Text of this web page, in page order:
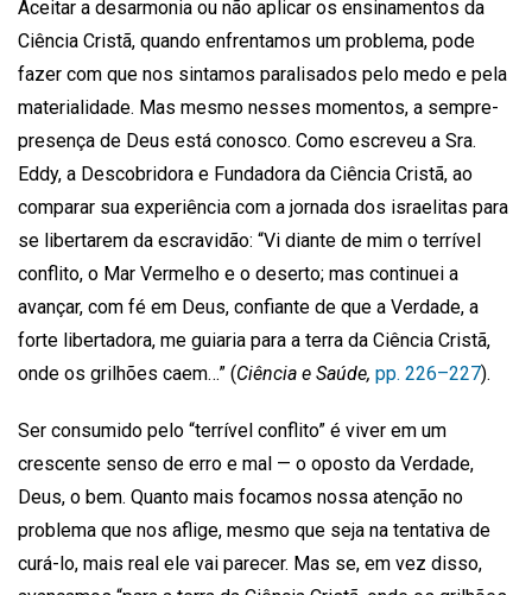
Aceitar a desarmonia ou não aplicar os ensinamentos da
Ciência Cristã, quando enfrentamos um problema, pode
fazer com que nos sintamos paralisados pelo medo e pela
materialidade. Mas mesmo nesses momentos, a sempre-
presença de Deus está conosco. Como escreveu a Sra.
Eddy, a Descobridora e Fundadora da Ciência Cristã, ao
comparar sua experiência com a jornada dos israelitas para
se libertarem da escravidão: “Vi diante de mim o terrível
conflito, o Mar Vermelho e o deserto; mas continuei a
avançar, com fé em Deus, confiante de que a Verdade, a
forte libertadora, me guiaria para a terra da Ciência Cristã,
onde os grilhões caem…” (Ciência e Saúde, pp. 226–227).
Ser consumido pelo “terrível conflito” é viver em um
crescente senso de erro e mal — o oposto da Verdade,
Deus, o bem. Quanto mais focamos nossa atenção no
problema que nos aflige, mesmo que seja na tentativa de
curá-lo, mais real ele vai parecer. Mas se, em vez disso,